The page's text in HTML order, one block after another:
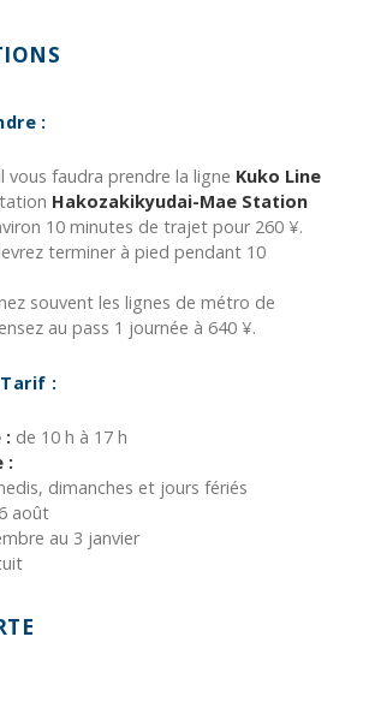
:
vous faudra prendre la ligne Kuko Line
Hakozakikyudai-Mae Station
10 minutes de trajet pour 260 ¥.
terminer à pied pendant 10
souvent les lignes de métro de
au pass 1 journée à 640 ¥.
:
: de 10 h à 17 h
:
dimanches et jours fériés
août
au 3 janvier